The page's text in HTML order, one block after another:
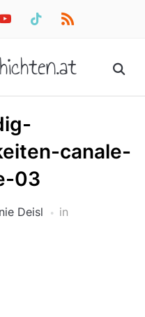
tiktok rss
canale-
03
Deisl in